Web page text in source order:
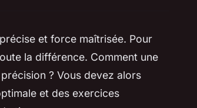
et force maîtrisée. Pour
la différence. Comment une
? Vous devez alors
et des exercices